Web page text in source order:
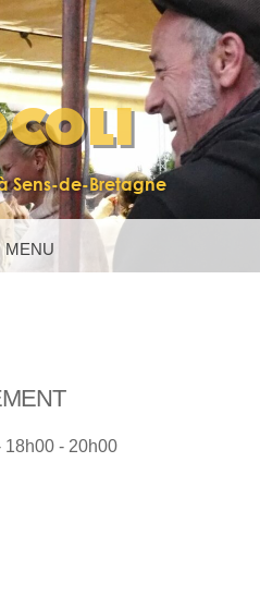
Sens-de-Bretagne
MENU
18h00 - 20h00